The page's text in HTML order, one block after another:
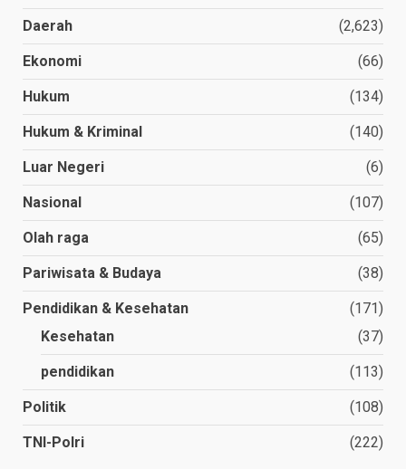
Daerah (2,623)
Ekonomi (66)
Hukum (134)
Hukum & Kriminal (140)
Luar Negeri (6)
Nasional (107)
Olah raga (65)
Pariwisata & Budaya (38)
Pendidikan & Kesehatan
(171)
Kesehatan
(37)
pendidikan (113)
Politik (108)
TNI-Polri (222)